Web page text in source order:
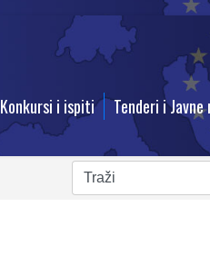
Konkursi i ispiti Tenderi i Javne